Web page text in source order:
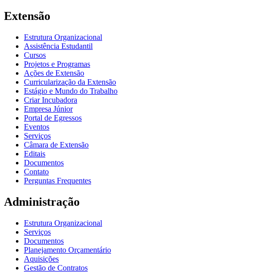
Extensão
Estrutura Organizacional
Assistência Estudantil
Cursos
Projetos e Programas
Ações de Extensão
Curricularização da Extensão
Estágio e Mundo do Trabalho
Criar Incubadora
Empresa Júnior
Portal de Egressos
Eventos
Serviços
Câmara de Extensão
Editais
Documentos
Contato
Perguntas Frequentes
Administração
Estrutura Organizacional
Serviços
Documentos
Planejamento Orçamentário
Aquisições
Gestão de Contratos